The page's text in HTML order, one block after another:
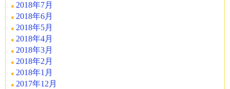
2018年7月
2018年6月
2018年5月
2018年4月
2018年3月
2018年2月
2018年1月
2017年12月